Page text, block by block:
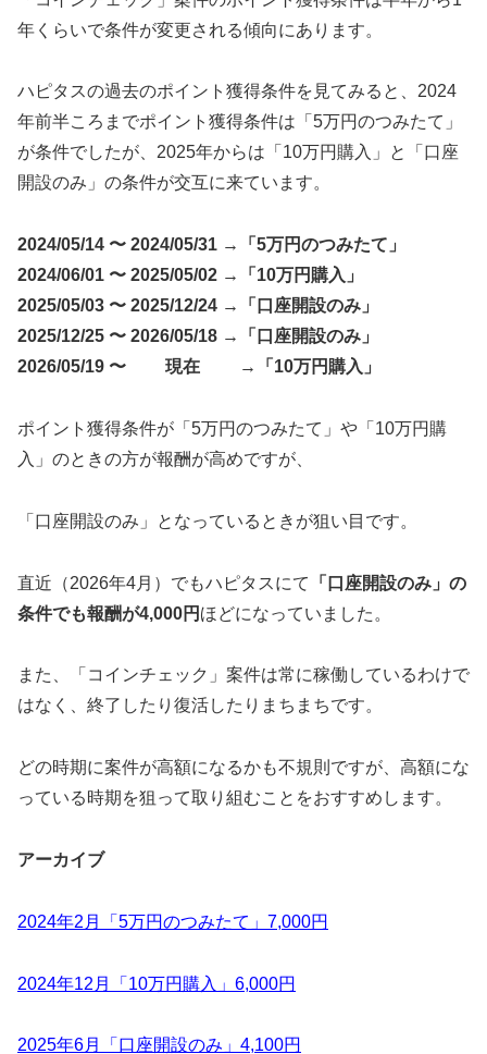
年くらいで条件が変更される傾向にあります。
ハピタスの過去のポイント獲得条件を見てみると、2024
年前半ころまでポイント獲得条件は「5万円のつみたて」
が条件でしたが、2025年からは「10万円購入」と「口座
開設のみ」の条件が交互に来ています。
2024/05/14 〜 2024/05/31 →「5万円のつみたて」
2024/06/01 〜 2025/05/02 →「10万円購入」
2025/05/03 〜 2025/12/24 →「口座開設のみ」
2025/12/25 〜 2026/05/18 →「口座開設のみ」
2026/05/19 〜 現在 →「10万円購入」
ポイント獲得条件が「5万円のつみたて」や「10万円購
入」のときの方が報酬が高めですが、
「口座開設のみ」となっているときが狙い目です。
直近（2026年4月）でもハピタスにて
「口座開設のみ」の
条件でも報酬が4,000円 ほどになっていました。
また、「コインチェック」案件は常に稼働しているわけで
はなく、終了したり復活したりまちまちです。
どの時期に案件が高額になるかも不規則ですが、高額にな
っている時期を狙って取り組むことをおすすめします。
アーカイブ
2024年2月「5万円のつみたて」7,000円
2024年12月「10万円購入」6,000円
2025年6月「口座開設のみ」4,100円